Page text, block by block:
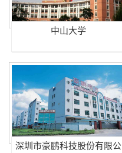
中山大学
深圳市豪鹏科技股份有限公